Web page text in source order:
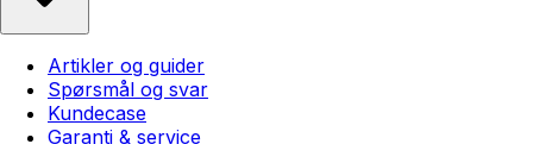
Artikler og guider
Spørsmål og svar
Kundecase
Garanti & service